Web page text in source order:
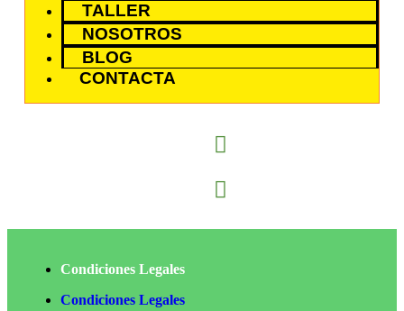
TALLER
NOSOTROS
BLOG
CONTACTA
Condiciones Legales
Condiciones Legales